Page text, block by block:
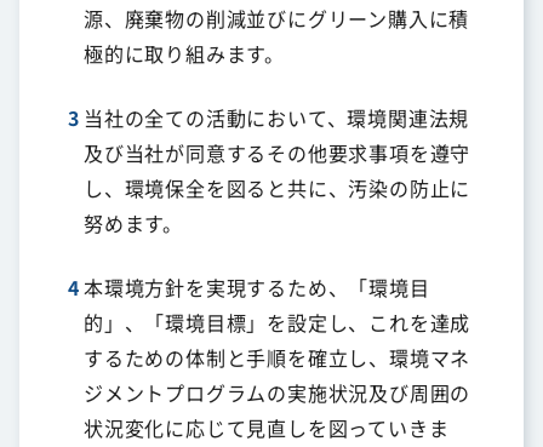
源、廃棄物の削減並びにグリーン購入に積
極的に取り組みます。
3 当社の全ての活動において、環境関連法規
及び当社が同意するその他要求事項を遵守
し、環境保全を図ると共に、汚染の防止に
努めます。
4本環境方針を実現するため、「環境目
的」、「環境目標」を設定し、これを達成
するための体制と手順を確立し、環境マネ
ジメントプログラムの実施状況及び周囲の
状況変化に応じて見直しを図っていきま